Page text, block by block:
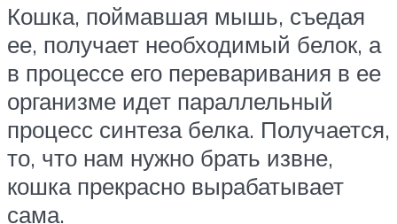
Кошка, поймавшая мышь, съедая
ее, получает необходимый белок, а
в процессе его переваривания в ее
организме идет параллельный
процесс синтеза белка. Получается,
то, что нам нужно брать извне,
кошка прекрасно вырабатывает
сама.